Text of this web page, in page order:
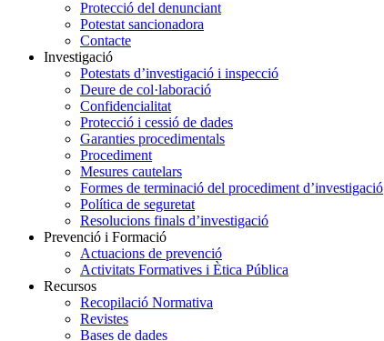
Protecció del denunciant
Potestat sancionadora
Contacte
Investigació
Potestats d’investigació i inspecció
Deure de col·laboració
Confidencialitat
Protecció i cessió de dades
Garanties procedimentals
Procediment
Mesures cautelars
Formes de terminació del procediment d’investigació
Política de seguretat
Resolucions finals d’investigació
Prevenció i Formació
Actuacions de prevenció
Activitats Formatives i Ètica Pública
Recursos
Recopilació Normativa
Revistes
Bases de dades